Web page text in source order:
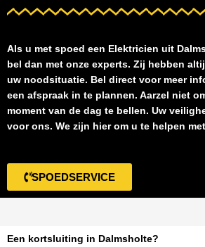
Als u met spoed een Elektricien uit
bel dan met onze experts. Zij hebben
uw noodsituatie. Bel direct voor meer
een afspraak in te plannen. Aarzel niet
moment van de dag te bellen. Uw
voor ons. We zijn hier om u te helpen
SPOEDSERVICE
Een kortsluiting in Dalmsholte?